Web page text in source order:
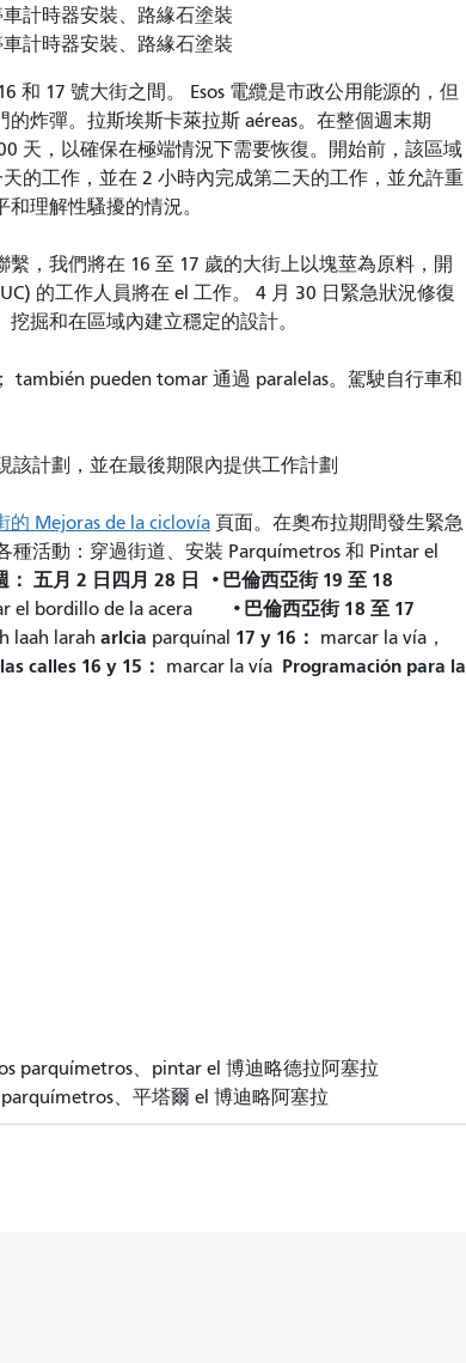
計時器安裝、路緣石塗裝
計時器安裝、路緣石塗裝
和 17 號大街之間。 Esos 電纜是市政公用能源的，但
炸彈。拉斯埃斯卡萊拉斯 aéreas。在整個週末期
天，以確保在極端情況下需要恢復。開始前，該區域
的工作，並在 2 小時內完成第二天的工作，並允許重
理解性騷擾的情況。
，我們將在 16 至 17 歲的大街上以塊莖為原料，開
的工作人員將在 el 工作。 4 月 30 日緊急狀況修復
掘和在區域內建立穩定的設計。
pueden tomar 通過 paralelas。駕駛自行車和
該計劃 ，並在最後期限內提供工作計劃
的 Mejoras de la ciclovía 頁面。在奧布拉期間發生緊急
種活動：穿過街道、安裝 Parquímetros 和 Pintar el
： 五月 2 日四月 28 日 • 巴倫西亞街 19 至 18
el bordillo de la acera • 巴倫西亞街 18 至 17
laah larah arlcia parquínal 17 y 16：
marcar la vía，
calles 16 y 15： marcar la vía Programación para la
parquímetros、pintar el 博迪略德拉阿塞拉
parquímetros、平塔爾 el 博迪略阿塞拉